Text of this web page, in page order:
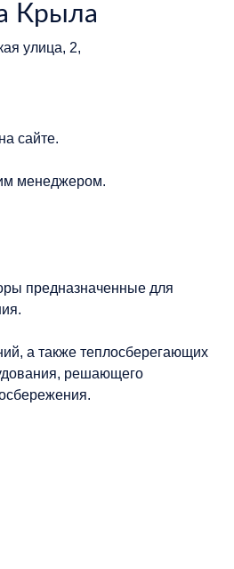
Крыла
улица, 2,
сайте.
менеджером.
предназначенные для
а также теплосберегающих
решающего